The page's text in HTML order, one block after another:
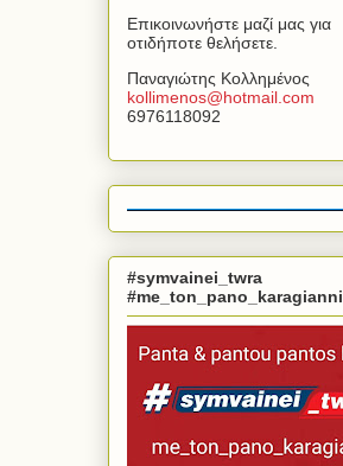
Επικοινωνήστε μαζί μας για
οτιδήποτε θελήσετε.
Παναγιώτης Κολλημένος
kollimenos@hotmail com
6976118092
#symvainei_twra
#me_ton_pano_karagianni